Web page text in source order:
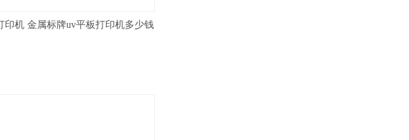
印机 金属标牌uv平板打印机多少钱